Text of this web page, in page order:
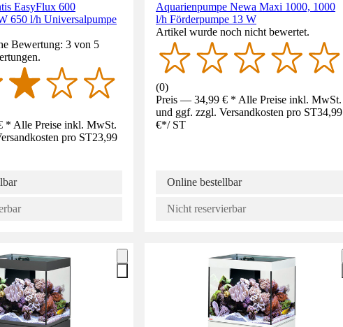
EasyFlux 600
650 l/h Universalpumpe
Bewertung: 3 von 5
* Alle Preise inkl. MwSt.
pro ST23,99
Aquarienpumpe Newa Maxi 1000, 1000
l/h Förderpumpe 13 W
Artikel wurde noch nicht bewertet.
(0)
Preis — 34,99 € * Alle Preise inkl. MwSt.
und ggf. zzgl. Versandkosten pro ST34,99
€*/ ST
Online bestellbar
Nicht reservierbar